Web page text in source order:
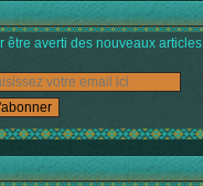
être averti des nouveaux articles